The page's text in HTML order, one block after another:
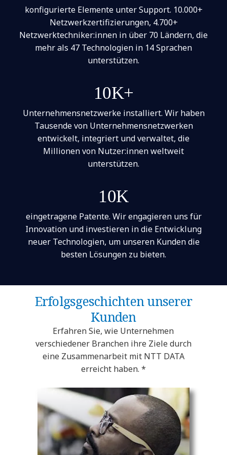
konfigurierte Elemente unter Support. 10.000+
Netzwerkzertifizierungen, 4.700+
Netzwerktechniker:innen in über 70 Ländern, die
mehr als 47 Technologien in 14 Sprachen
unterstützen.
10K+
Unternehmensnetzwerke installiert. Wir haben
Tausende von Unternehmensnetzwerken
entwickelt, integriert und verwaltet, die
Millionen von Nutzer:innen weltweit
unterstützen.
10K
eingetragene Patente. Wir engagieren uns für
Innovation und investieren in die Entwicklung
neuer Technologien, um unseren Kunden die
besten Lösungen zu bieten.
Erfolgsgeschichten unserer
Kunden
Erfahren Sie, wie Unternehmen
verschiedener Branchen ihre Ziele durch
eine Zusammenarbeit mit NTT DATA
erreicht haben. *